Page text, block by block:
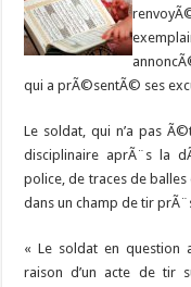
qui a prÃ©sentÃ© ses
Le soldat, qui n’a pas
disciplinaire aprÃ¨s la
police, de traces de
dans un champ de tir
« Le soldat en question
raison d’un acte de tir